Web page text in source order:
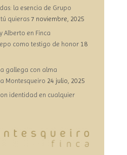
la esencia de Grupo
quieras 7 noviembre, 2025
Alberto en Finca
como testigo de honor 18
gallega con alma
Montesqueiro 24 julio, 2025
identidad en cualquier